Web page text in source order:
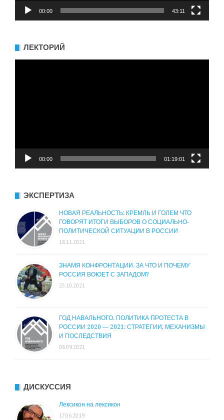
00:00 43:11
ЛЕКТОРИЙ
00:00 01:19:01
ЭКСПЕРТИЗА
НОВАЯ РЕАЛЬНОСТЬ: КРЕМЛЬ И ГОЛЕМ ЧТО
ГОВОРЯТ ИТОГИ ВЫБОРОВ О СОЦИАЛЬНО-
ПОЛИТИЧЕСКОЙ СИТУАЦИИ В РОССИИ
18.11.2021
ЗНАМЯ КОНФРОНТАЦИИ. ЗА ЧТО И ПОЧЕМУ
РОССИЯ ВОЮЕТ С ЗАПАДОМ?
25.10.2021
ГОД НАВАЛЬНОГО. ПОЛИТИКА ПРОТЕСТА В
РОССИИ 2020 — 2021: СТРАТЕГИИ, МЕХАНИЗМЫ
И ПОСЛЕДСТВИЯ
08.09.2021
ДИСКУССИЯ
Лексикон на лексикон
17.06.2019